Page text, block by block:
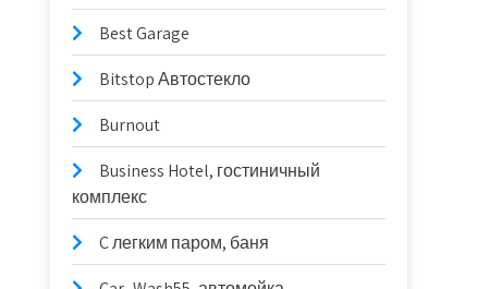
Best Garage
Bitstop Автостекло
Burnout
Business Hotel, гостиничный
комплекс
C легким паром, баня